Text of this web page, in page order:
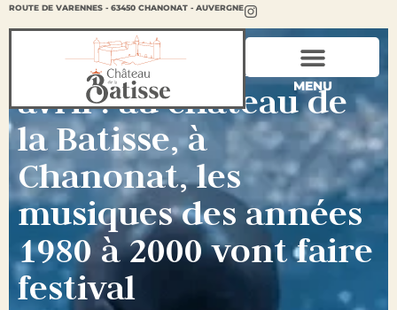
ROUTE DE VARENNES - 63450 CHANONAT - AUVERGNE
MENU
Rétro-fest les 25-26
avril : au château de
la Batisse, à
Chanonat, les
musiques des années
1980 à 2000 vont faire
festival